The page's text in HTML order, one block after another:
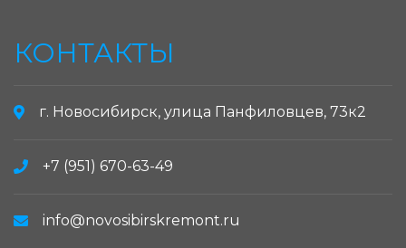
КОНТАКТЫ
г. Новосибирск, улица Панфиловцев, 73к2
+7 (951) 670-63-49
info@novosibirskremont.ru